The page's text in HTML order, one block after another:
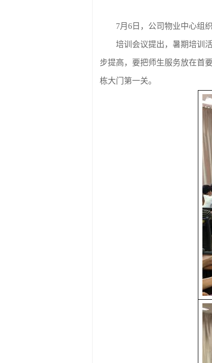
7月6日，公司物业中心组
培训会议提出，暑期培训
步提高，要把师生服务放在首
栋大门第一关。